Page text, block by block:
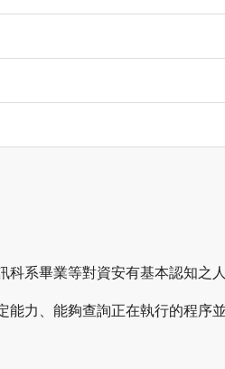
系畢業等對資安有基本認知之人
能力、能夠查詢正在執行的程序